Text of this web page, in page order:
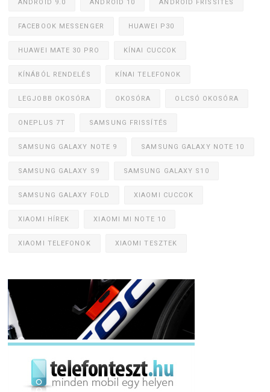
ANDROID 9.0 ANDROID 10 ANDROID FRISSÍTÉS
FACEBOOK MESSENGER HUAWEI P30
HUAWEI MATE 30 PRO KÍNAI CUCCOK
KÍNÁBÓL RENDELÉS KÍNAI TELEFONOK
LEGJOBB OKOSÓRA OKOSÓRA OLCSÓ OKOSÓRA
ONEPLUS 7T SAMSUNG FRISSÍTÉS
SAMSUNG GALAXY NOTE 9 SAMSUNG GALAXY NOTE 10
SAMSUNG GALAXY S9 SAMSUNG GALAXY S10
SAMSUNG GALAXY FOLD XIAOMI CUCCOK
XIAOMI HÍREK XIAOMI MI NOTE 10
XIAOMI TELEFONOK XIAOMI TESZTEK